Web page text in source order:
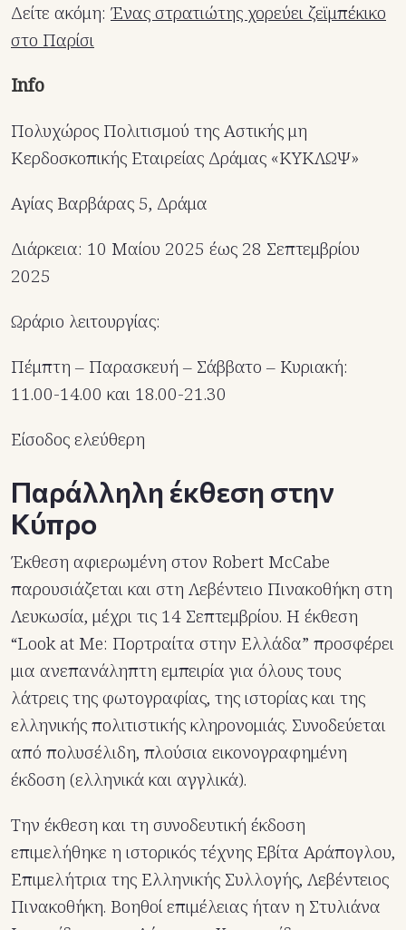
Δείτε ακόμη: Ένας στρατιώτης χορεύει ζεϊμπέκικο
στο Παρίσι
Info
Πολυχώρος Πολιτισμού της Αστικής μη
Κερδοσκοπικής Εταιρείας Δράμας «ΚΥΚΛΩΨ»
Αγίας Βαρβάρας 5, Δράμα
Διάρκεια: 10 Μαίου 2025 έως 28 Σεπτεμβρίου
2025
Ωράριο λειτουργίας:
Πέμπτη – Παρασκευή – Σάββατο – Κυριακή:
11.00-14.00 και 18.00-21.30
Είσοδος ελεύθερη
Παράλληλη έκθεση στην
Κύπρο
Έκθεση αφιερωμένη στον Robert McCabe
παρουσιάζεται και στη Λεβέντειο Πινακοθήκη στη
Λευκωσία, μέχρι τις 14 Σεπτεμβρίου. Η έκθεση
“Look at Me: Πορτραίτα στην Ελλάδα” προσφέρει
μια ανεπανάληπτη εμπειρία για όλους τους
λάτρεις της φωτογραφίας, της ιστορίας και της
ελληνικής πολιτιστικής κληρονομιάς. Συνοδεύεται
από πολυσέλιδη, πλούσια εικονογραφημένη
έκδοση (ελληνικά και αγγλικά).
Την έκθεση και τη συνοδευτική έκδοση
επιμελήθηκε η ιστορικός τέχνης Εβίτα Αράπογλου,
Επιμελήτρια της Ελληνικής Συλλογής, Λεβέντειος
Πινακοθήκη. Βοηθοί επιμέλειας ήταν η Στυλιάνα